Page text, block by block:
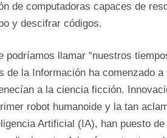
de computadoras capaces de
y descifrar códigos.
podríamos llamar “nuestros
de la Información ha comenzado
a la ciencia ficción.
robot humanoide y la tan
Artificial (IA), han puesto